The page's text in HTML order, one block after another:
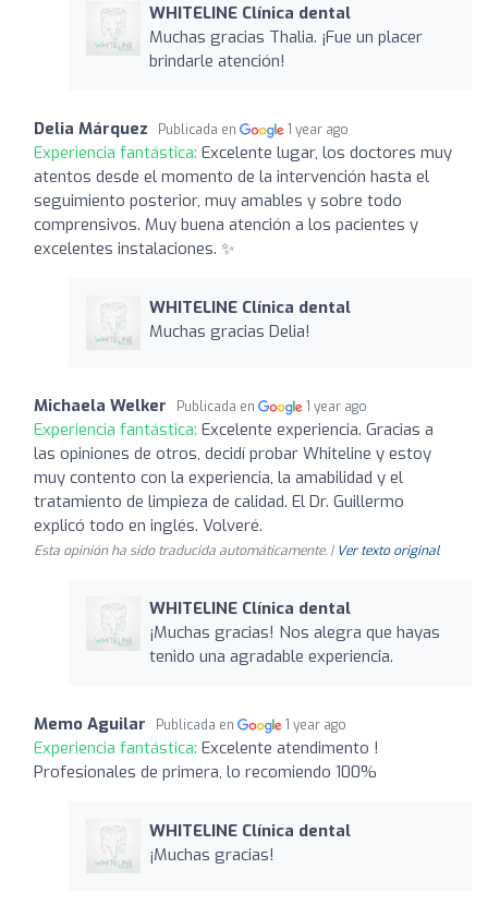
WHITELINE Clínica dental
Muchas gracias Thalia. ¡Fue un placer
brindarle atención!
Delia Márquez Publicada en 1 year ago
Experiencia fantástica: Excelente lugar, los doctores muy
atentos desde el momento de la intervención hasta el
seguimiento posterior, muy amables y sobre todo
comprensivos. Muy buena atención a los pacientes y
excelentes instalaciones. ✨
WHITELINE Clínica dental
Muchas gracias Delia!
Michaela Welker Publicada en 1 year ago
Experiencia fantástica: Excelente experiencia. Gracias a
las opiniones de otros, decidí probar Whiteline y estoy
muy contento con la experiencia, la amabilidad y el
tratamiento de limpieza de calidad. El Dr. Guillermo
explicó todo en inglés. Volveré.
Esta opinión ha sido traducida automáticamente. | Ver texto original
WHITELINE Clínica dental
¡Muchas gracias! Nos alegra que hayas
tenido una agradable experiencia.
Memo Aguilar Publicada en 1 year ago
Experiencia fantástica: Excelente atendimento !
Profesionales de primera, lo recomiendo 100%
WHITELINE Clínica dental
¡Muchas gracias!